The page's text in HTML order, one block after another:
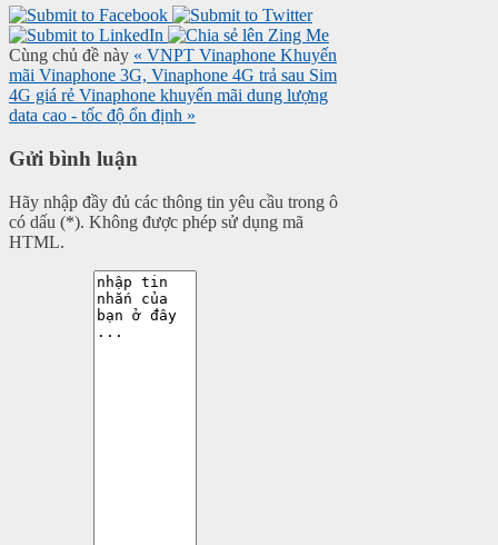
Cùng chủ đề này « VNPT Vinaphone Khuyến
mãi Vinaphone 3G, Vinaphone 4G trả sau Sim
4G giá rẻ Vinaphone khuyến mãi dung lượng
data cao - tốc độ ổn định »
Gửi bình luận
Hãy nhập đầy đủ các thông tin yêu cầu trong ô
có dấu (*). Không được phép sử dụng mã
HTML.